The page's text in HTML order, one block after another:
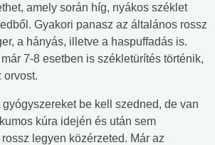
amely során híg, nyákos széklet
Gyakori panasz az általános rossz
a hányás, illetve a haspuffadás is.
7-8 esetben is székletürítés történik,
orvost.
be kell szedned, de van
kúra idején és után sem
legyen közérzeted. Már az